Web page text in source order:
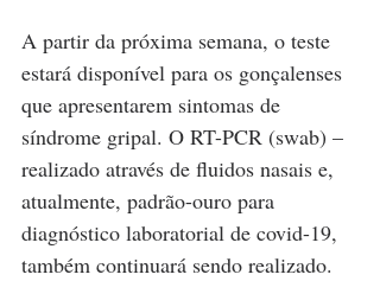
A partir da próxima semana, o teste
estará disponível para os gonçalenses
que apresentarem sintomas de
síndrome gripal. O RT-PCR (swab) –
realizado através de fluidos nasais e,
atualmente, padrão-ouro para
diagnóstico laboratorial de covid-19,
também continuará sendo realizado.